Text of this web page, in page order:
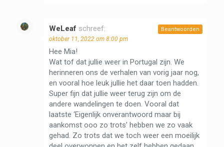
WeLeaf schreef:
oktober 11, 2022 om 8:00 pm
Hee Mia!
Wat tof dat jullie weer in Portugal zijn. We
herinneren ons de verhalen van vorig jaar nog,
en vooral hoe leuk jullie het daar toen hadden.
Super fijn dat jullie weer terug zijn om de
andere wandelingen te doen. Vooral dat
laatste ‘Eigenlijk onverantwoord maar bij
aankomst ooo zo trots’ hebben we zo vaak
gehad. Zo trots dat we toch weer een moeilijk
Beantwoorden